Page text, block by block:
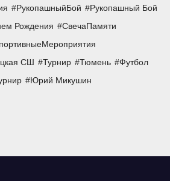
РукопашныйБой
Рукопашный Бой
Рождения
СвечаПамяти
СШ Турнир Тюмень
Футбол
Юрий Микушин